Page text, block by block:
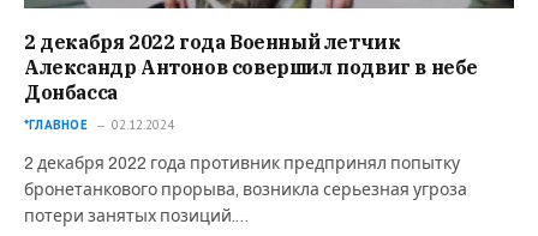
2 декабря 2022 года Военный летчик
Александр Антонов совершил подвиг в небе
Донбасса⁠⁠
*ГЛАВНОЕ 02.12.2024
2 декабря 2022 года противник предпринял попытку
бронетанкового прорыва, возникла серьезная угроза
потери занятых позиций.…